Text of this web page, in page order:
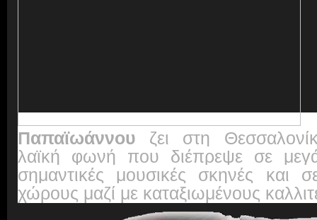
Παπαϊωάννου ζει στη
λαϊκή φωνή που διέπρεψε σε
σημαντικές μουσικές σκηνές και
χώρους μαζί με καταξιωμένους